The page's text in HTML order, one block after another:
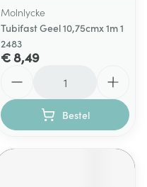
Molnlycke
Tubifast Geel 10,75cmx 1m 1
2483
€ 8,49
Bestel